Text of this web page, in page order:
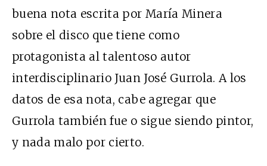
buena nota escrita por María Minera
sobre el disco que tiene como
protagonista al talentoso autor
interdisciplinario Juan José Gurrola. A los
datos de esa nota, cabe agregar que
Gurrola también fue o sigue siendo pintor,
y nada malo por cierto.